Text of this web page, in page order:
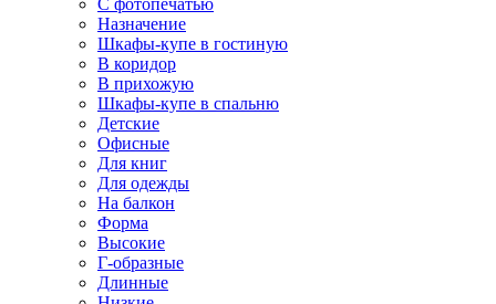
С фотопечатью
Назначение
Шкафы-купе в гостиную
В коридор
В прихожую
Шкафы-купе в спальню
Детские
Офисные
Для книг
Для одежды
На балкон
Форма
Высокие
Г-образные
Длинные